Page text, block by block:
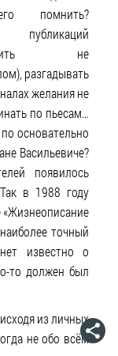
помнить?
публикаций
не
разгадывать
желания не
по пьесам…
основательно
Васильевиче?
появилось
в 1988 году
«Жизнеописание
точный
известно о
то должен был
из личных
не обо всём